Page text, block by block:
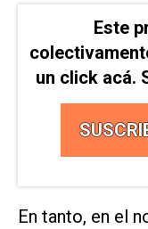
Este
un click acá.
En tanto, en el